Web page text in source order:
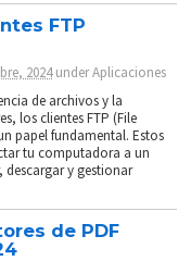
FTP
2024 underAplicaciones
de archivos y la
los clientes FTP (File
papel fundamental. Estos
tu computadora a un
descargar y gestionar
de PDF